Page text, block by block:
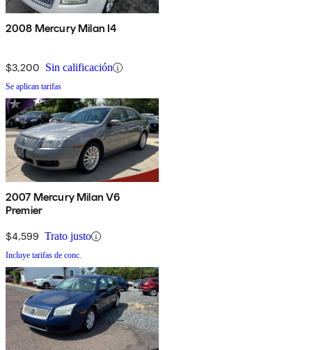
2008 Mercury Milan I4
$3,200 Sin calificación
Se aplican tarifas
2007 Mercury Milan V6
Premier
$4,599 Trato justo
Incluye tarifas de conc.